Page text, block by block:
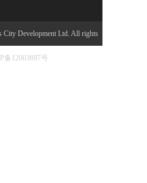
City Development Ltd. All rights
备12003697号